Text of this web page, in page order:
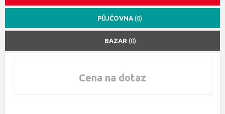
PŮJČOVNA (0)
BAZAR (0)
Cena na dotaz